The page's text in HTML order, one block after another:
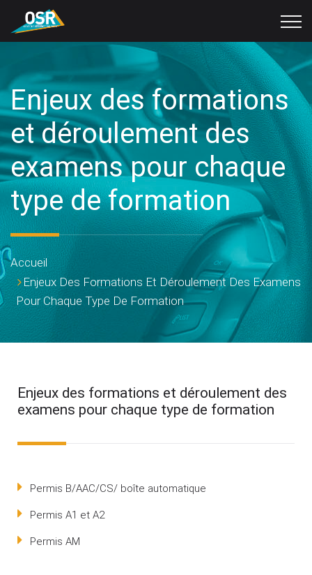
Enjeux des formations
et déroulement des
examens pour chaque
type de formation
Enjeux Des Formations Et Déroulement Des Examens
Pour Chaque Type De Formation
Enjeux des formations et déroulement des
examens pour chaque type de formation
Permis B/AAC/CS/ boîte automatique
Permis A1 et A2
Permis AM